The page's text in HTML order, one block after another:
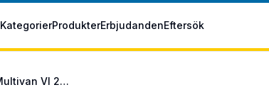
KategorierProdukterErbjudandenEftersök
Turbo till VW Multivan VI 2015/06-2024/08 2.0 TDI